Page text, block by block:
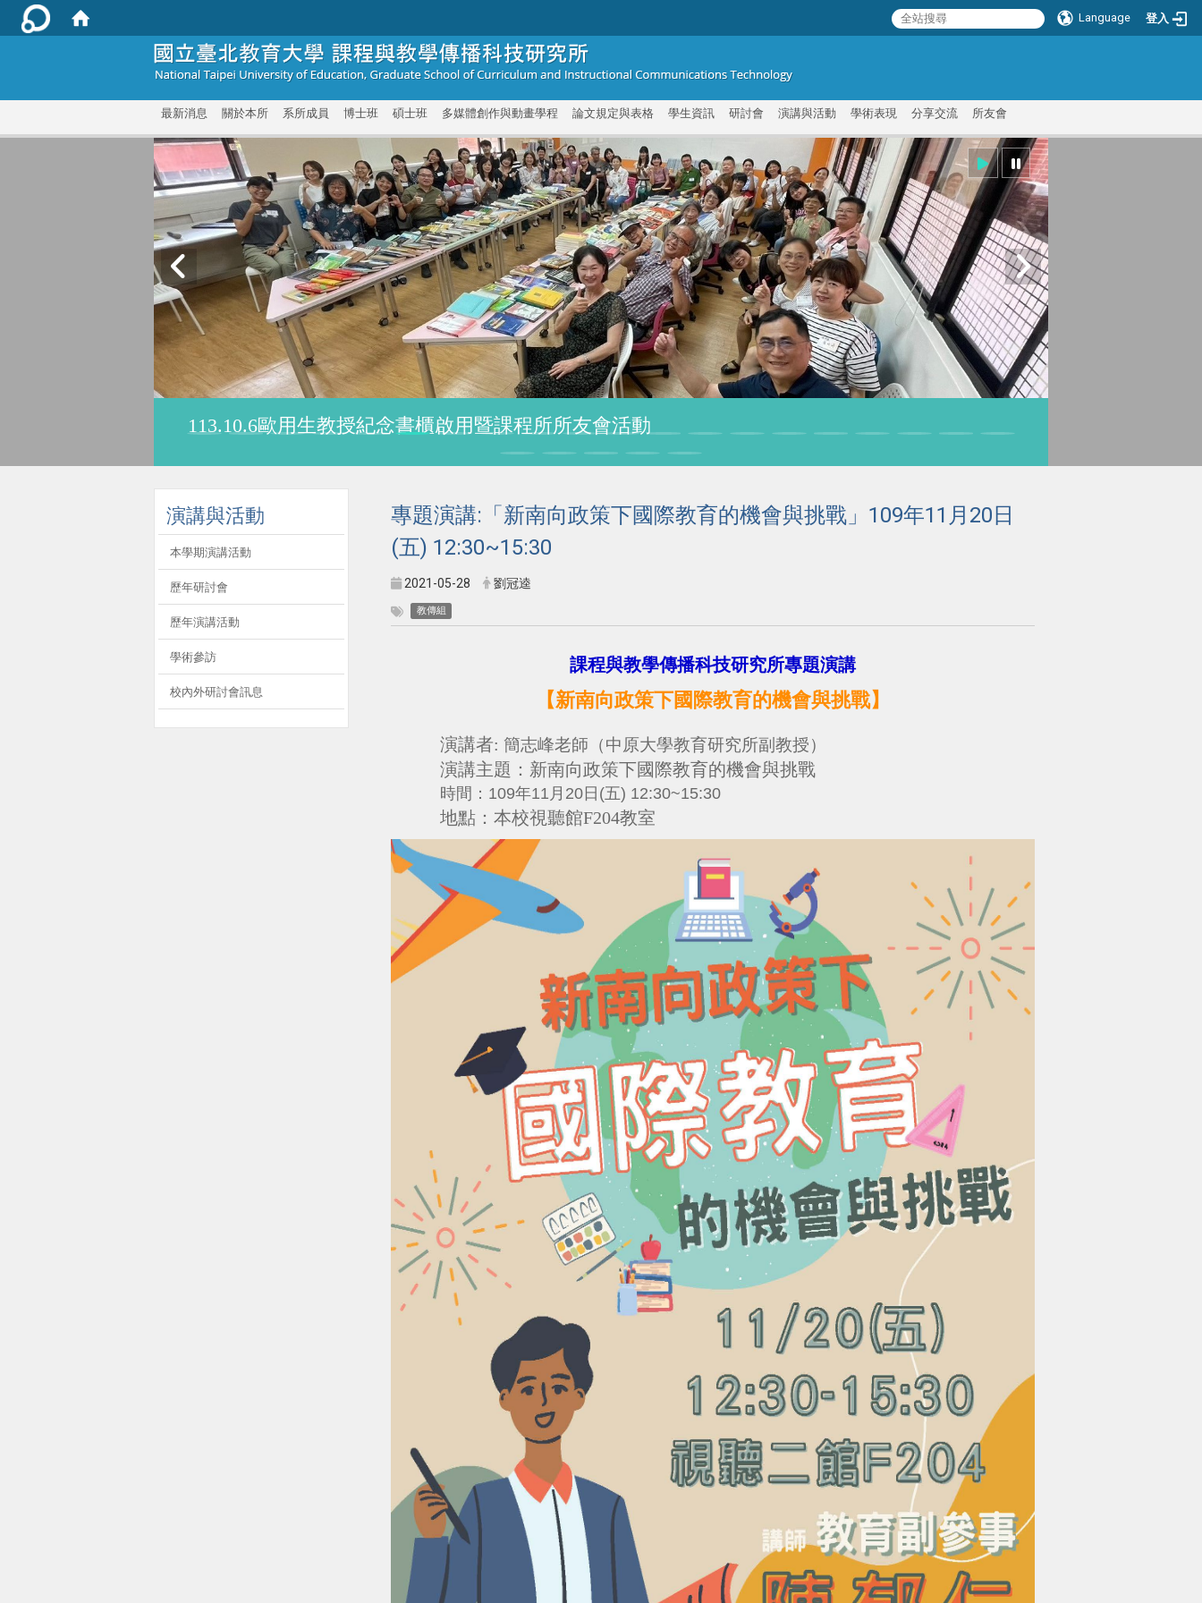
Language 登入
最新消息 關於本所 系所成員 博士班 碩士班 多媒體創作與動畫學程 論文規定與表格 學生資訊 研討會 演講與活動 學術表現 分享交流 所友會
113.10.6歐用生教授紀念書櫃啟用暨課程所所友會活動
演講與活動
本學期演講活動
歷年研討會
歷年演講活動
學術參訪
校內外研討會訊息
專題演講:「新南向政策下國際教育的機會與挑戰」109年11月20日
(五) 12:30~15:30
2021-05-28 劉冠逵
教傳組
課程與教學傳播科技研究所專題演講
【新南向政策下國際教育的機會與挑戰】
演講者: 簡志峰老師（中原大學教育研究所副教授）
演講主題： 新南向政策下國際教育的機會與挑戰
時間： 109年11月20日(五) 12:30~15:30
地點： 本校視聽館F204教室